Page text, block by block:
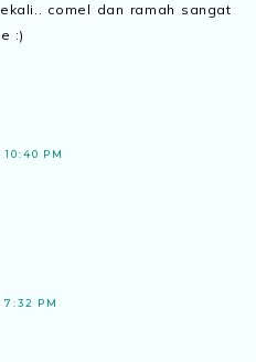
comel dan ramah sangat
:)
PM
7:32 PM